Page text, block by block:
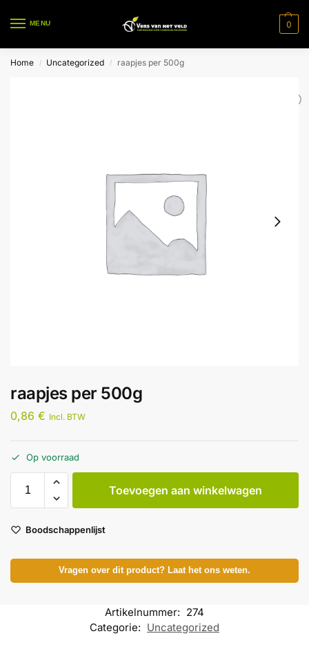
MENU 0
Home / Uncategorized / raapjes per 500g
raapjes per 500g
0,86 € Incl. BTW
Op voorraad
Toevoegen aan winkelwagen
Boodschappenlijst
Vragen over dit product? Laat het ons weten.
Artikelnummer: 274
Categorie: Uncategorized